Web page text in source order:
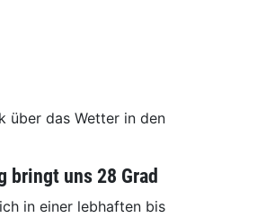
über das Wetter in den
bringt uns 28 Grad
in einer lebhaften bis